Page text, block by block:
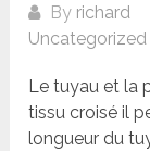
By richard
Uncategorized
Le tuyau et la
tissu croisé il
longueur du